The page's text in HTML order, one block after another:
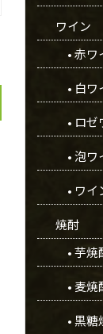
ワイン
• 赤ワ
• 白ワ
• ロゼ
• 泡ワ
• ワイ
焼酎
• 芋焼
• 麦焼
• 黒糖